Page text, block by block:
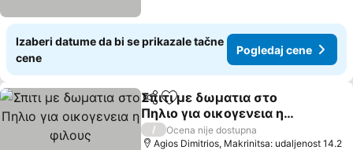
Izaberi datume da bi se prikazale tačne
cene
Pogledaj cene
Deli Dodati u favorite
Σπιτι με δωματια στο
Πηλιο για οικογενεια η
φιλους
Pogledaj cene
/
Ocena nije dostupna
Agios Dimitrios, Makrinitsa: udaljenost 14.2